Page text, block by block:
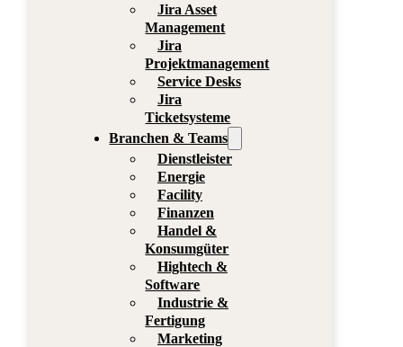
Jira Asset
Management
Jira
Projektmanagement
Service Desks
Jira
Ticketsysteme
Branchen & Teams
Dienstleister
Energie
Facility
Finanzen
Handel &
Konsumgüter
Hightech &
Software
Industrie &
Fertigung
Marketing